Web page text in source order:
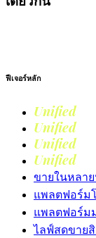
ฟีเจอร์หลัก
Unified
Unified
Unified
Unified
ขายในหลาย
แพลตฟอร์ม
แพลตฟอร์ม
ไลฟ์สดขาย